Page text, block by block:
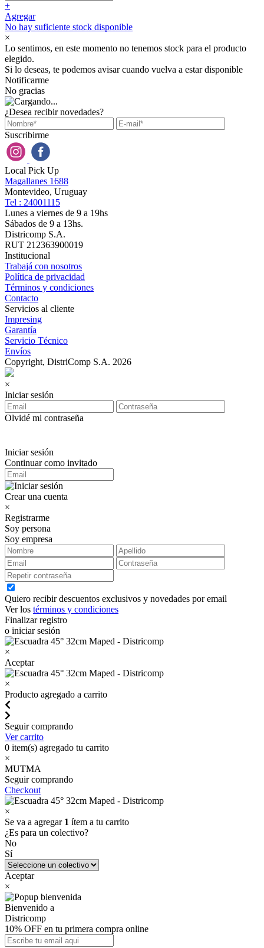
+
Agregar
No hay suficiente stock disponible
×
Lo sentimos, en este momento no tenemos stock para el producto
elegido.
Si lo deseas, te podemos avisar cuando vuelva a estar disponible
Notificarme
No gracias
¿Desea recibir novedades?
Suscribirme
Local Pick Up
Magallanes 1688
Montevideo, Uruguay
Tel : 24001115
Lunes a viernes de 9 a 19hs
Sábados de 9 a 13hs.
Districomp S.A.
RUT 212363900019
Institucional
Trabajá con nosotros
Política de privacidad
Términos y condiciones
Contacto
Servicios al cliente
Impresing
Garantía
Servicio Técnico
Envíos
Copyright, DistriComp S.A. 2026
×
Iniciar sesión
Olvidé mi contraseña
Iniciar sesión
Continuar como invitado
Crear una cuenta
×
Registrarme
Soy persona
Soy empresa
Quiero recibir descuentos exclusivos y novedades por email
Ver los términos y condiciones
Finalizar registro
o iniciar sesión
×
Aceptar
×
Producto agregado a carrito
Seguir comprando
Ver carrito
0 item(s) agregado tu carrito
×
MUTMA
Seguir comprando
Checkout
×
Se va a agregar 1 ítem a tu carrito
¿Es para un colectivo?
No
Sí
Aceptar
×
Bienvenido a
Districomp
10% OFF en tu primera compra online